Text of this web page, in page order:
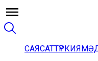
САЯСАТТҮРКИЯ